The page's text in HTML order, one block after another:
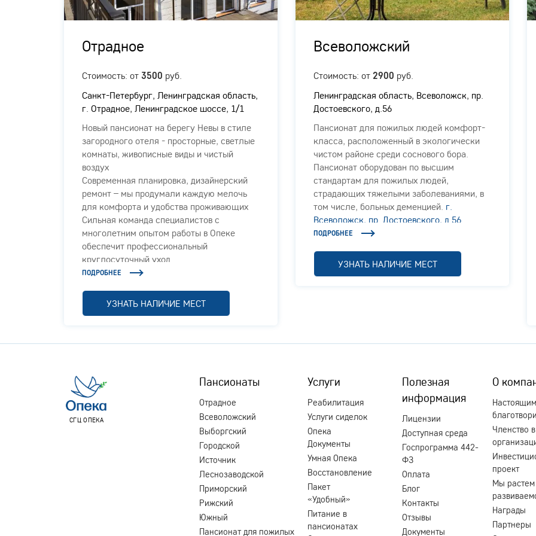
Отрадное
Стоимость: от 3500 руб.
Санкт-Петербург, Ленинградская область,
г. Отрадное, Ленинградское шоссе, 1/1
Новый пансионат на берегу Невы в стиле
загородного отеля - просторные, светлые
комнаты, живописные виды и чистый
воздух
Современная планировка, дизайнерский
ремонт – мы продумали каждую мелочь
для комфорта и удобства проживающих
Сильная команда специалистов с
многолетним опытом работы в Опеке
обеспечит профессиональный
круглосуточный уход
ПОДРОБНЕЕ
УЗНАТЬ НАЛИЧИЕ МЕСТ
Всеволожский
Стоимость: от 2900 руб.
Ленинградская область, Всеволожск, пр.
Достоевского, д.56
Пансионат для пожилых людей комфорт-
класса, расположенный в экологически
чистом районе среди соснового бора.
Пансионат оборудован по высшим
стандартам для пожилых людей,
страдающих тяжелыми заболеваниями, в
том числе, больных деменцией. г.
Всеволожск, пр. Достоевского, д.56
ПОДРОБНЕЕ
УЗНАТЬ НАЛИЧИЕ МЕСТ
СГЦ ОПЕКА
Пансионаты
Отрадное
Всеволожский
Выборгский
Городской
Источник
Леснозаводской
Приморский
Рижский
Южный
Пансионат для пожилых
Услуги
Реабилитация
Услуги сиделок
Опека
Документы
Умная Опека
Восстановление
Пакет
«Удобный»
Питание в
пансионатах
Полезная
информация
Лицензии
Доступная среда
Госпрограмма 442-
ФЗ
Оплата
Блог
Контакты
Отзывы
Документы
О
Настоящим
Членство в
проект
Мы растем
Награды
Партнеры